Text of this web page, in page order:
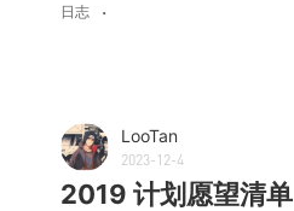
日志
LooTan
2023-12-4
2019 计划愿望清单